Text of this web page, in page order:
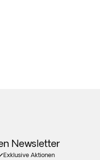
Newsletter
Exklusive Aktionen